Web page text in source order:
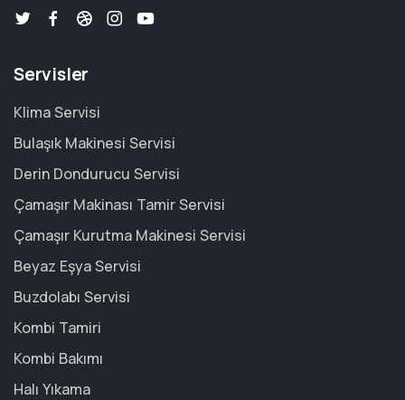
Servisler
Klima Servisi
Bulaşık Makinesi Servisi
Derin Dondurucu Servisi
Çamaşır Makinası Tamir Servisi
Çamaşır Kurutma Makinesi Servisi
Beyaz Eşya Servisi
Buzdolabı Servisi
Kombi Tamiri
Kombi Bakımı
Halı Yıkama